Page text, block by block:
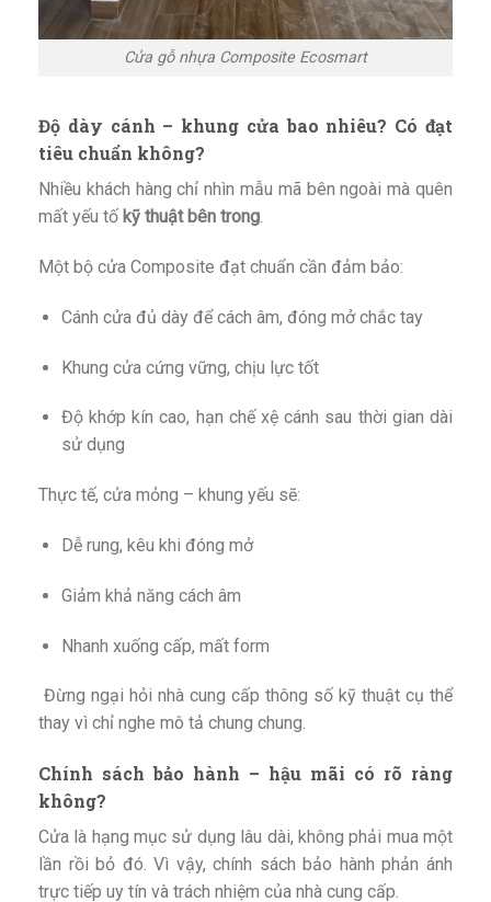
Cửa gỗ nhựa Composite Ecosmart
Độ dày cánh – khung cửa bao nhiêu? Có đạt
tiêu chuẩn không?
Nhiều khách hàng chỉ nhìn mẫu mã bên ngoài mà quên
mất yếu tố kỹ thuật bên trong.
Một bộ cửa Composite đạt chuẩn cần đảm bảo:
Cánh cửa đủ dày để cách âm, đóng mở chắc tay
Khung cửa cứng vững, chịu lực tốt
Độ khớp kín cao, hạn chế xệ cánh sau thời gian dài
sử dụng
Thực tế, cửa mỏng – khung yếu sẽ:
Dễ rung, kêu khi đóng mở
Giảm khả năng cách âm
Nhanh xuống cấp, mất form
Đừng ngại hỏi nhà cung cấp thông số kỹ thuật cụ thể
thay vì chỉ nghe mô tả chung chung.
Chính sách bảo hành – hậu mãi có rõ ràng
không?
Cửa là hạng mục sử dụng lâu dài, không phải mua một
lần rồi bỏ đó. Vì vậy, chính sách bảo hành phản ánh
trực tiếp uy tín và trách nhiệm của nhà cung cấp.